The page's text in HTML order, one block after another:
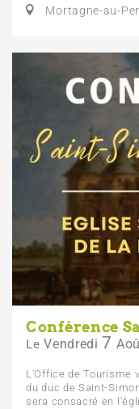
Mortagne-au-
Conférence
Le Vendredi 7
L'Office de Tourisme
du duc de Saint-
sera consacré en